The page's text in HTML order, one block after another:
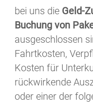
bei uns die Geld-
Buchung von
ausgeschlossen
Fahrtkosten,
Kosten für
rückwirkende
oder einer der